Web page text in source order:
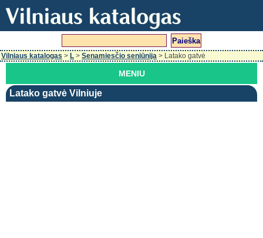
Vilniaus katalogas > L > Senamiesčio seniūnija > Latako gatvė
MENIU
Latako gatvė Vilniuje